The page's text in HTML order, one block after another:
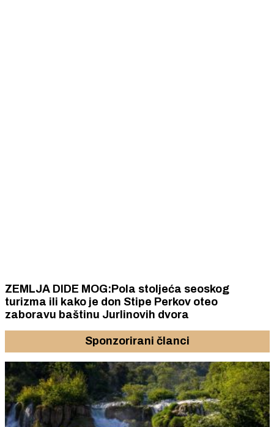
ZEMLJA DIDE MOG:Pola stoljeća seoskog
turizma ili kako je don Stipe Perkov oteo
zaboravu baštinu Jurlinovih dvora
Sponzorirani članci